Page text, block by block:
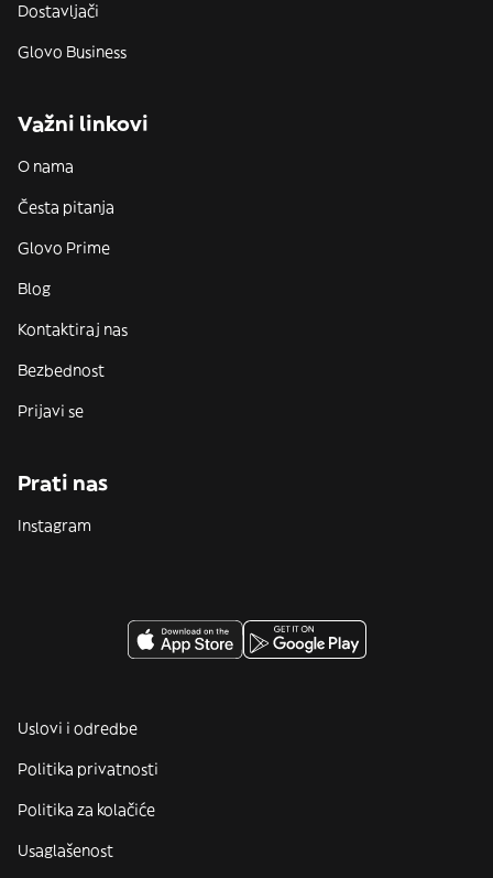
Dostavljači
Glovo Business
Važni linkovi
O nama
Česta pitanja
Glovo Prime
Blog
Kontaktiraj nas
Bezbednost
Prijavi se
Prati nas
Instagram
Uslovi i odredbe
Politika privatnosti
Politika za kolačiće
Usaglašenost